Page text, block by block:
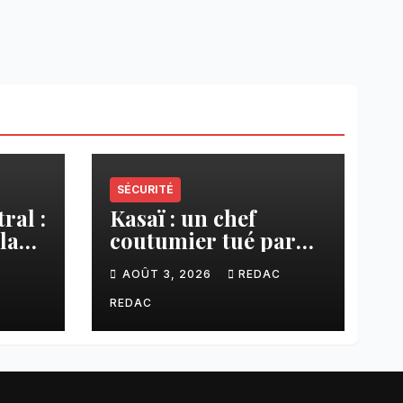
:
SÉCURITÉ
Kasaï : un chef
coutumier tué par
balle par un policier
à Kamuesha, la
tension monte
AOÛT 3, 2026 REDAC
REDAC